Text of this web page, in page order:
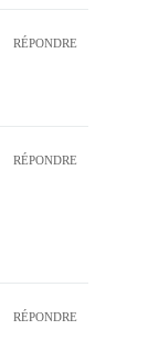
RÉPONDRE
RÉPONDRE
RÉPONDRE